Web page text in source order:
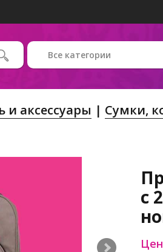
Все категории
и аксессуары Сумки,
с